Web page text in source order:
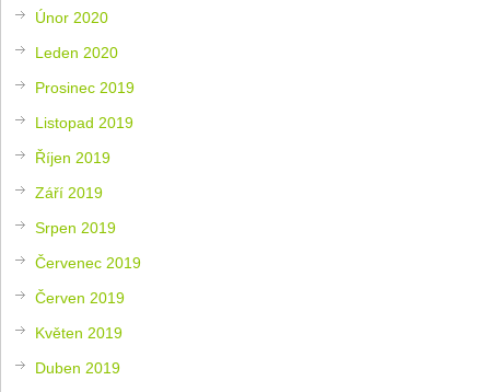
Únor 2020
Leden 2020
Prosinec 2019
Listopad 2019
Říjen 2019
Září 2019
Srpen 2019
Červenec 2019
Červen 2019
Květen 2019
Duben 2019